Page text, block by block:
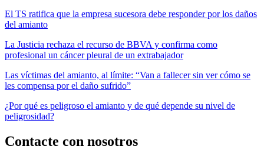
El TS ratifica que la empresa sucesora debe responder por los daños
del amianto
La Justicia rechaza el recurso de BBVA y confirma como
profesional un cáncer pleural de un extrabajador
Las víctimas del amianto, al límite: “Van a fallecer sin ver cómo se
les compensa por el daño sufrido”
¿Por qué es peligroso el amianto y de qué depende su nivel de
peligrosidad?
Contacte con nosotros